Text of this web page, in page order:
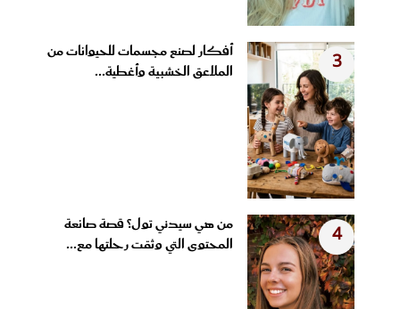
3
أفكار لصنع مجسمات للحيوانات من
الملاعق الخشبية وأغطية...
4
من هي سيدني تول؟ قصة صانعة
المحتوى التي وثقت رحلتها مع...